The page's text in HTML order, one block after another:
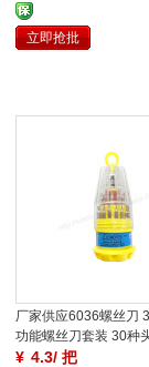
买
家
立即抢批
厂家供应6036螺丝刀
功能螺丝刀套装 30种
¥ 4.3/ 把